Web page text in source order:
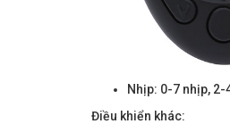
Nhịp: 0-7 nhịp, 2-
Điều khiển khác: